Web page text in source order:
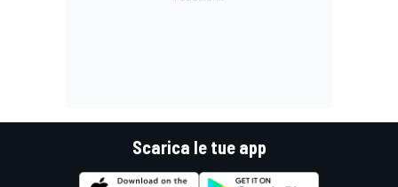
Scarica le tue app